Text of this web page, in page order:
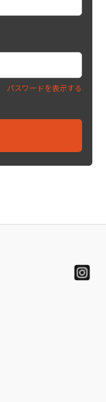
パスワードを表示する